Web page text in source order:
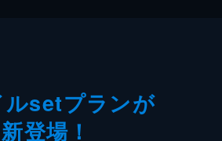
ルsetプランが
新登場！